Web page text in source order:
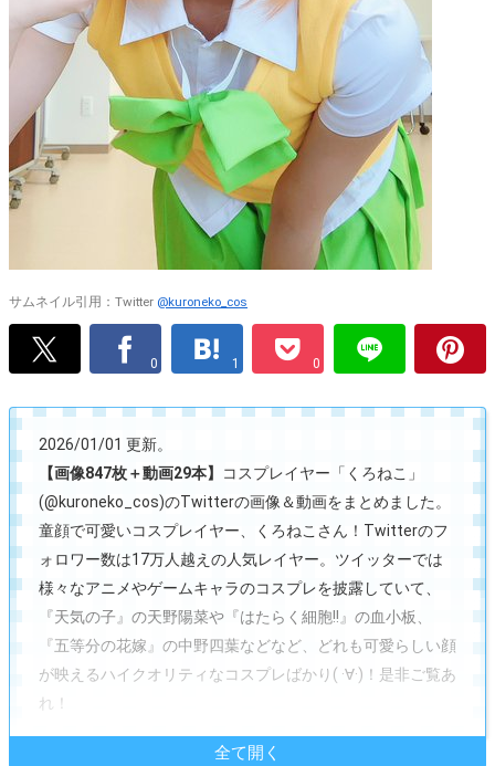
サムネイル引用：Twitter @kuroneko_cos
0 1 0
2026/01/01 更新。
【画像847枚＋動画29本】
コスプレイヤー「くろねこ」
(@kuroneko_cos)のTwitterの画像＆動画をまとめました。
童顔で可愛いコスプレイヤー、くろねこさん！Twitterのフ
ォロワー数は17万人越えの人気レイヤー。ツイッターでは
様々なアニメやゲームキャラのコスプレを披露していて、
『天気の子』の天野陽菜や『はたらく細胞!!』の血小板、
『五等分の花嫁』の中野四葉などなど、どれも可愛らしい顔
が映えるハイクオリティなコスプレばかり( ·∀·)！是非ご覧あ
れ！
全て開く